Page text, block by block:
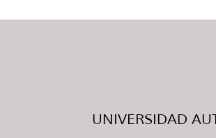
UNIVERSIDAD